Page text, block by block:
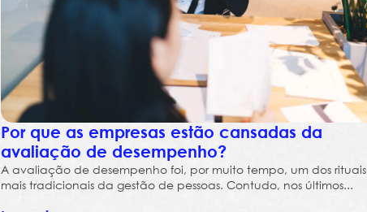
Por que as empresas estão cansadas da
avaliação de desempenho?
A avaliação de desempenho foi, por muito tempo, um dos rituais
mais tradicionais da gestão de pessoas. Contudo, nos últimos...